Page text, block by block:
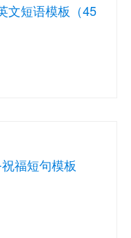
文短语模板（45
福短句模板